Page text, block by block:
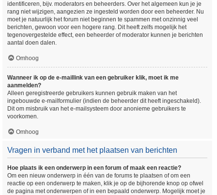
identificeren, bijv. moderators en beheerders. Over het algemeen kun je je
rang niet wijzigen, aangezien ze ingesteld worden door een beheerder. Nu
moet je natuurlijk het forum niet beginnen te spammen met onzinnig veel
berichten, gewoon voor een hogere rang. Dit heeft zelfs mogelijk het
tegenovergestelde effect, een beheerder of moderator kunnen je berichten
aantal doen dalen.
Omhoog
Wanneer ik op de e-maillink van een gebruiker klik, moet ik me
aanmelden?
Alleen geregistreerde gebruikers kunnen gebruik maken van het
ingebouwde e-mailformulier (indien de beheerder dit heeft ingeschakeld).
Dit om misbruik van het e-mailsysteem door anonieme gebruikers te
voorkomen.
Omhoog
Vragen in verband met het plaatsen van berichten
Hoe plaats ik een onderwerp in een forum of maak een reactie?
Om een nieuw onderwerp in één van de forums te plaatsen of om een
reactie op een onderwerp te maken, klik je op de bijhorende knop op ofwel
de pagina met onderwerpen of in een bepaald onderwerp. Mogelijk moet je